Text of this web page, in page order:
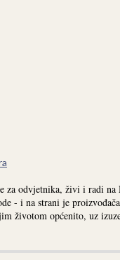
odvjetnika, živi i radi
- i na strani je
životom općenito, uz